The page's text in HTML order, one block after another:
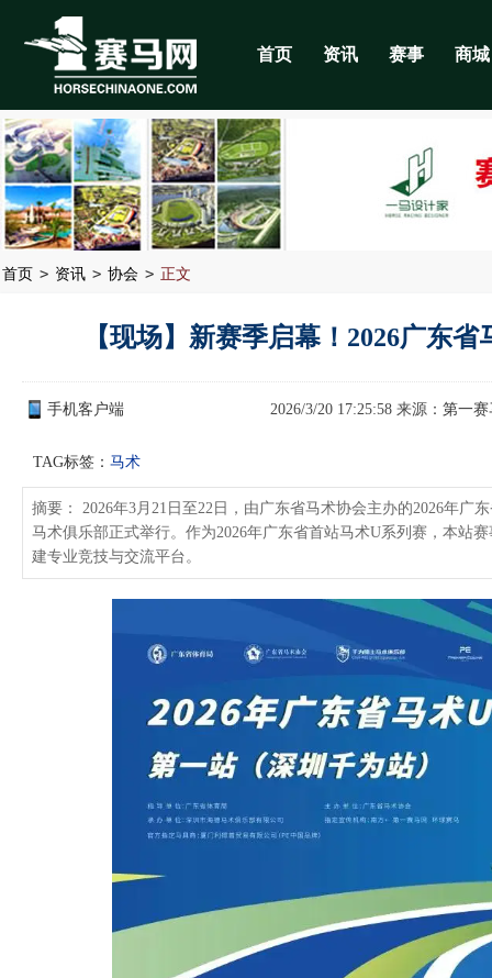
首页 资讯 赛事 商城
首页 > 资讯 > 协会 > 正文
【现场】新赛季启幕！2026广东
手机客户端 2026/3/20 17:25:58 来源： 第一赛
TAG标签： 马术
摘要： 2026年3月21日至22日，由广东省马术协会主办的2026年广
马术俱乐部正式举行。作为2026年广东省首站马术U系列赛，本站
建专业竞技与交流平台。